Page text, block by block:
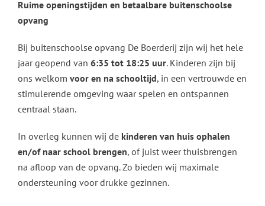
Ruime openingstijden en betaalbare buitenschoolse
opvang
Bij buitenschoolse opvang De Boerderij zijn wij het hele
jaar geopend van 6:35 tot 18:25 uur. Kinderen zijn bij
ons welkom voor en na schooltijd, in een vertrouwde en
stimulerende omgeving waar spelen en ontspannen
centraal staan.
In overleg kunnen wij de kinderen van huis ophalen
en/of naar school brengen, of juist weer thuisbrengen
na afloop van de opvang. Zo bieden wij maximale
ondersteuning voor drukke gezinnen.